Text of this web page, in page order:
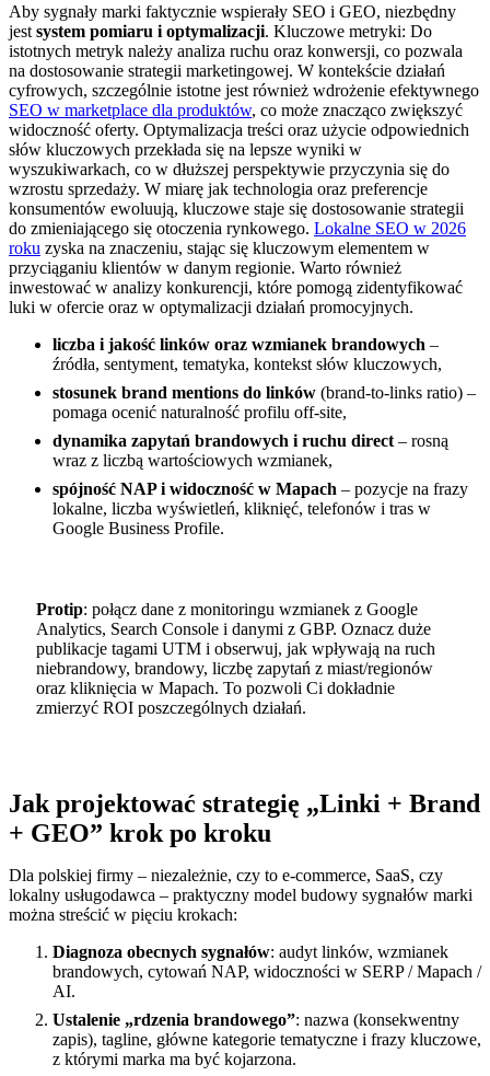
Aby sygnały marki faktycznie wspierały SEO i GEO, niezbędny
jest system pomiaru i optymalizacji. Kluczowe metryki: Do
istotnych metryk należy analiza ruchu oraz konwersji, co pozwala
na dostosowanie strategii marketingowej. W kontekście działań
cyfrowych, szczególnie istotne jest również wdrożenie efektywnego
SEO w marketplace dla produktów, co może znacząco zwiększyć
widoczność oferty. Optymalizacja treści oraz użycie odpowiednich
słów kluczowych przekłada się na lepsze wyniki w
wyszukiwarkach, co w dłuższej perspektywie przyczynia się do
wzrostu sprzedaży. W miarę jak technologia oraz preferencje
konsumentów ewoluują, kluczowe staje się dostosowanie strategii
do zmieniającego się otoczenia rynkowego. Lokalne SEO w 2026
roku zyska na znaczeniu, stając się kluczowym elementem w
przyciąganiu klientów w danym regionie. Warto również
inwestować w analizy konkurencji, które pomogą zidentyfikować
luki w ofercie oraz w optymalizacji działań promocyjnych.
liczba i jakość linków oraz wzmianek brandowych –
źródła, sentyment, tematyka, kontekst słów kluczowych,
stosunek brand mentions do linków (brand-to-links ratio) –
pomaga ocenić naturalność profilu off‑site,
dynamika zapytań brandowych i ruchu direct – rosną
wraz z liczbą wartościowych wzmianek,
spójność NAP i widoczność w Mapach – pozycje na frazy
lokalne, liczba wyświetleń, kliknięć, telefonów i tras w
Google Business Profile.
Protip: połącz dane z monitoringu wzmianek z Google
Analytics, Search Console i danymi z GBP. Oznacz duże
publikacje tagami UTM i obserwuj, jak wpływają na ruch
niebrandowy, brandowy, liczbę zapytań z miast/regionów
oraz kliknięcia w Mapach. To pozwoli Ci dokładnie
zmierzyć ROI poszczególnych działań.
Jak projektować strategię „Linki + Brand
+ GEO” krok po kroku
Dla polskiej firmy – niezależnie, czy to e‑commerce, SaaS, czy
lokalny usługodawca – praktyczny model budowy sygnałów marki
można streścić w pięciu krokach:
Diagnoza obecnych sygnałów: audyt linków, wzmianek
brandowych, cytowań NAP, widoczności w SERP / Mapach /
AI.
Ustalenie „rdzenia brandowego”: nazwa (konsekwentny
zapis), tagline, główne kategorie tematyczne i frazy kluczowe,
z którymi marka ma być kojarzona.